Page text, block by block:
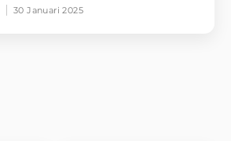
30 Januari 2025